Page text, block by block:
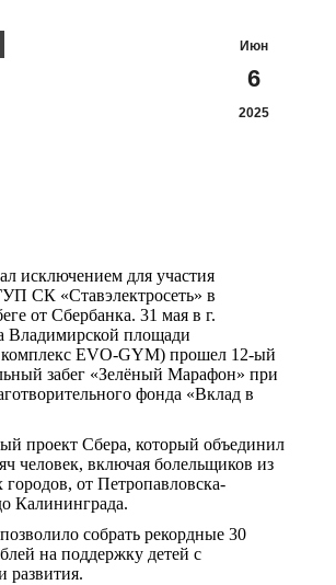
Июн
6
2025
исключением для участия
СК «Ставэлектросеть» в
от Сбербанка. 31 мая в г.
Владимирской площади
EVO-GYM) прошел 12-ый
забег «Зелёный Марафон» при
фонда «Вклад в
проект Сбера, который объединил
человек, включая болельщиков из
городов, от Петропавловска-
Калининграда.
собрать рекордные 30
на поддержку детей с
развития.